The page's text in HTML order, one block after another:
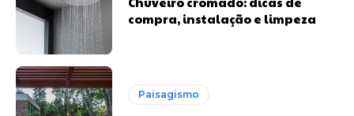
compra, instalação e limpeza
Paisagismo